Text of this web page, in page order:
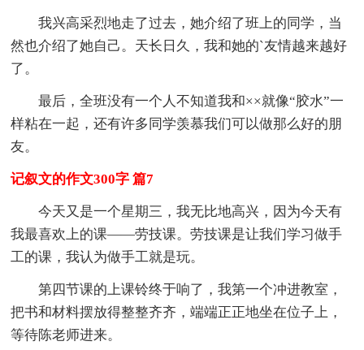
我兴高采烈地走了过去，她介绍了班上的同学，当
然也介绍了她自己。天长日久，我和她的`友情越来越好
了。
最后，全班没有一个人不知道我和××就像“胶水”一
样粘在一起，还有许多同学羡慕我们可以做那么好的朋
友。
记叙文的作文300字 篇7
今天又是一个星期三，我无比地高兴，因为今天有
我最喜欢上的课——劳技课。劳技课是让我们学习做手
工的课，我认为做手工就是玩。
第四节课的上课铃终于响了，我第一个冲进教室，
把书和材料摆放得整整齐齐，端端正正地坐在位子上，
等待陈老师进来。